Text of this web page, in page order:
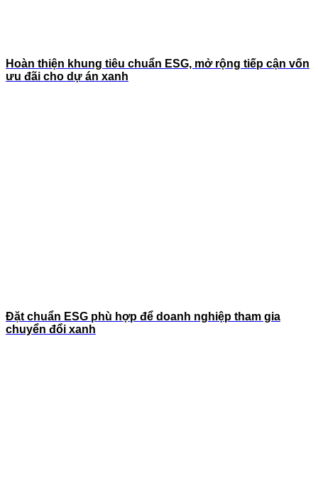
Hoàn thiện khung tiêu chuẩn ESG, mở rộng tiếp cận vốn
ưu đãi cho dự án xanh
Đặt chuẩn ESG phù hợp để doanh nghiệp tham gia
chuyển đổi xanh